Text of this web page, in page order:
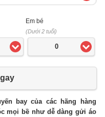
Em bé
(Dưới 2 tuổi)
0
bay của các hãng hàng
mọi bề như dễ dàng gửi áo